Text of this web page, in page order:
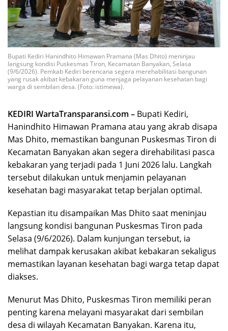
Bupati Kediri Hanindhito Himawan Pramana (Mas Dhito) meninjau
langsung kondisi Puskesmas Tiron, Kecamatan Banyakan, Selasa
(9/6/2026). Pemkab Kediri berencana segera merehabilitasi bangunan
yang rusak akibat kebakaran guna menjaga pelayanan kesehatan bagi
warga di sembilan desa. (Foto: istimewa).
KEDIRI WartaTransparansi.com – Bupati Kediri,
Hanindhito Himawan Pramana atau yang akrab disapa
Mas Dhito, memastikan bangunan Puskesmas Tiron di
Kecamatan Banyakan akan segera direhabilitasi pasca
kebakaran yang terjadi pada 1 Juni 2026 lalu. Langkah
tersebut dilakukan untuk menjamin pelayanan
kesehatan bagi masyarakat tetap berjalan optimal.
Kepastian itu disampaikan Mas Dhito saat meninjau
langsung kondisi bangunan Puskesmas Tiron pada
Selasa (9/6/2026). Dalam kunjungan tersebut, ia
melihat dampak kerusakan akibat kebakaran sekaligus
memastikan layanan kesehatan bagi warga tetap dapat
diakses.
Menurut Mas Dhito, Puskesmas Tiron memiliki peran
penting karena melayani masyarakat dari sembilan
desa di wilayah Kecamatan Banyakan. Karena itu,